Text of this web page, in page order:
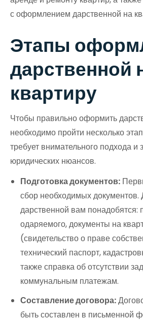
с оформлением дарственной на
Этапы
дарственной
квартиру
Чтобы правильно оформить
необходимо пройти несколько
требует внимательного подхода и
юридических нюансов.
Подготовка документов:
сбор необходимых
дарственной вам понадобятся:
одаряемого, документы на
(свидетельство о праве
технический паспорт,
также справка об отсутствии
коммунальным платежам.
Составление договора:
быть составлен в письменной